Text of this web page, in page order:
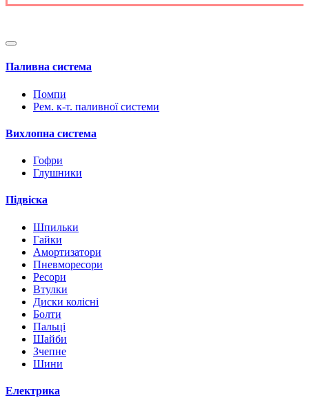
Паливна система
Помпи
Рем. к-т. паливної системи
Вихлопна система
Гофри
Глушники
Підвіска
Шпильки
Гайки
Амортизатори
Пневморесори
Ресори
Втулки
Диски колісні
Болти
Пальці
Шайби
Зчепне
Шини
Електрика